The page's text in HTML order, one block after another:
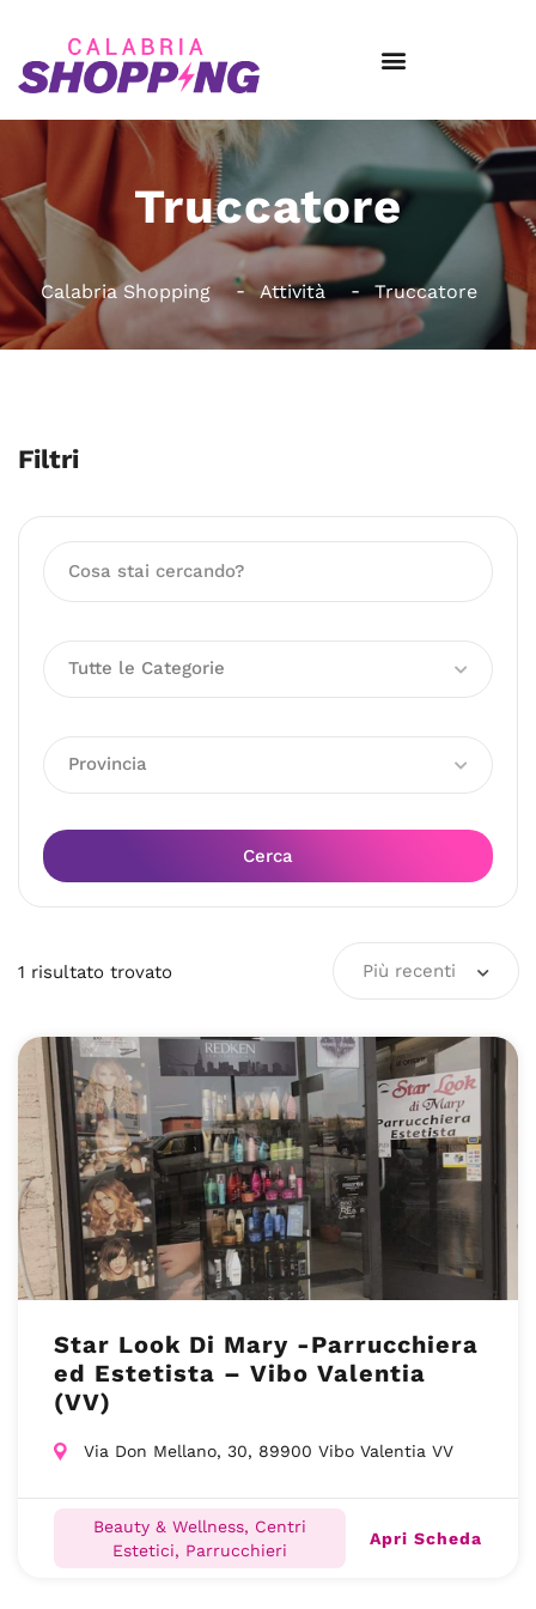
Truccatore
Calabria Shopping Attività Truccatore
Filtri
Tutte le Categorie
Provincia
Cerca
1 risultato trovato Più recenti
Star Look Di Mary -Parrucchiera
ed Estetista – Vibo Valentia
(VV)
Via Don Mellano, 30, 89900 Vibo Valentia VV
Beauty & Wellness, Centri
Estetici, Parrucchieri
Apri Scheda